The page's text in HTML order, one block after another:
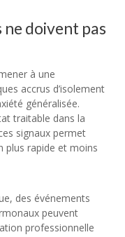
doivent pas
à une
accrus d’isolement
généralisée.
traitable dans la
signaux permet
plus rapide et moins
des événements
peuvent
professionnelle